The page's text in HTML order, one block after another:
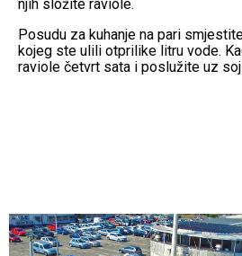
njih složite raviole.
Posudu za kuhanje na pari
kojeg ste ulili otprilike litru vode.
raviole četvrt sata i poslužite uz